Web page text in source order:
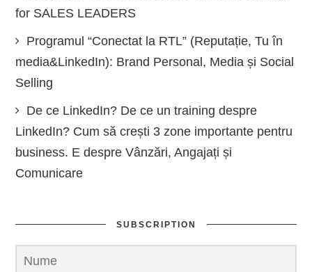
for SALES LEADERS
Programul “Conectat la RTL” (Reputație, Tu în
media&LinkedIn): Brand Personal, Media și Social
Selling
De ce LinkedIn? De ce un training despre
LinkedIn? Cum să crești 3 zone importante pentru
business. E despre Vânzări, Angajați și
Comunicare
SUBSCRIPTION